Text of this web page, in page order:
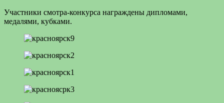
Участники смотра-конкурса награждены дипломами,
медалями, кубками.